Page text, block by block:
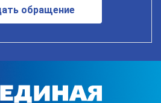
обращение